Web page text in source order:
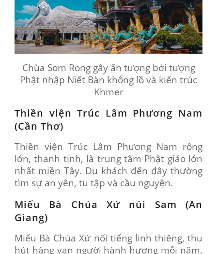
Chùa Som Rong gây ấn tượng bởi tượng
Phật nhập Niết Bàn khổng lồ và kiến trúc
Khmer
Thiền viện Trúc Lâm Phương Nam
(Cần Thơ)
Thiền viện Trúc Lâm Phương Nam rộng
lớn, thanh tịnh, là trung tâm Phật giáo lớn
nhất miền Tây. Du khách đến đây thường
tìm sự an yên, tu tập và cầu nguyện.
Miếu Bà Chúa Xứ núi Sam (An
Giang)
Miếu Bà Chúa Xứ nổi tiếng linh thiêng, thu
hút hàng vạn người hành hương mỗi năm.